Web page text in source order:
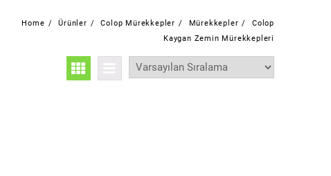
Home Ürünler Colop Mürekkepler Mürekkepler
Colop
Kaygan Zemin Mürekkepleri